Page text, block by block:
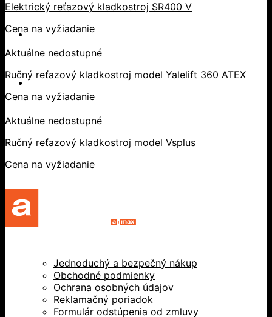
Elektrický reťazový kladkostroj SR400 V
Cena na vyžiadanie
Aktuálne nedostupné
Ručný reťazový kladkostroj model Yalelift 360 ATEX
Cena na vyžiadanie
Aktuálne nedostupné
Ručný reťazový kladkostroj model Vsplus
Cena na vyžiadanie
Jednoduchý a bezpečný nákup
Obchodné podmienky
Ochrana osobných údajov
Reklamačný poriadok
Formulár odstúpenia od zmluvy